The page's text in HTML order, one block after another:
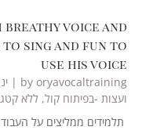
voice and
sing and fun to
use his voice
by oryavocaltraining
| ינו 11,
ועצות -בפיתוח קול, ללא
תלמידים ממליצים על